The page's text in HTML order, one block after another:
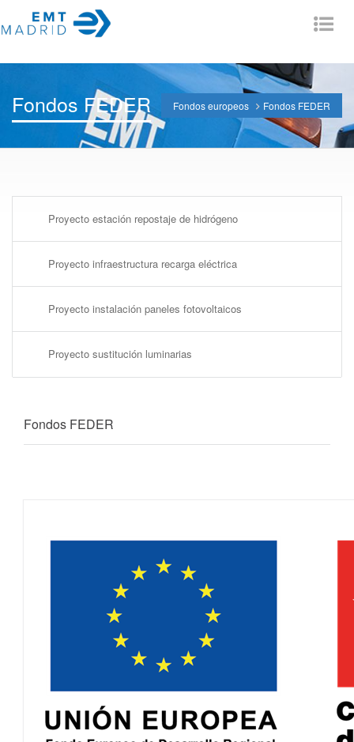
Fondos FEDER Fondos europeos Fondos FEDER
Proyecto estación repostaje de hidrógeno
Proyecto infraestructura recarga eléctrica
Proyecto instalación paneles fotovoltaicos
Proyecto sustitución luminarias
Fondos FEDER